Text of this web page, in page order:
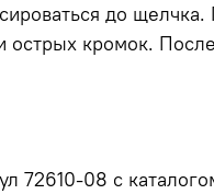
до
кромок.
72610-08 с